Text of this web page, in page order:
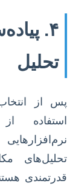
۴.
تحلیل
پس از
استفاده
قدرتمندی